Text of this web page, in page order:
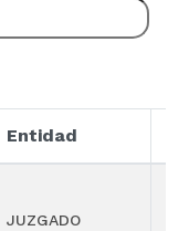
Entidad
JUZGADO